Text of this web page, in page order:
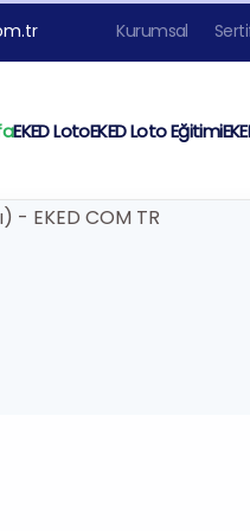
Kurumsal
EKED LotoEKED Loto Eğitimi